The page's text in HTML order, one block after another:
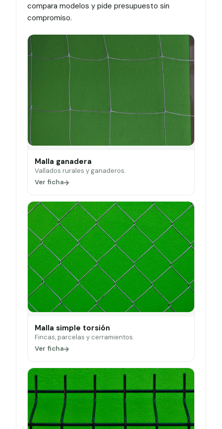
compara modelos y pide presupuesto sin
compromiso.
Malla ganadera
Vallados rurales y ganaderos.
Ver ficha
Malla simple torsión
Fincas, parcelas y cerramientos.
Ver ficha